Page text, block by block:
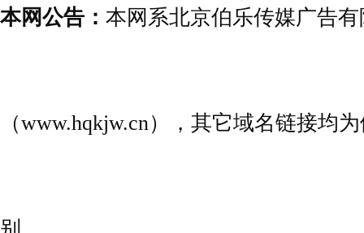
本网公告： 本网系北京伯乐传媒广告
（www.hqkjw.cn），其它域名链接均